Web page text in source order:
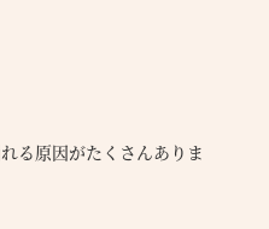
る原因がたくさんありま